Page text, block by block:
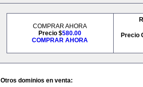
COMPRAR AHORA
Precio $580.00
COMPRAR AHORA
Precio
Otros dominios en venta: